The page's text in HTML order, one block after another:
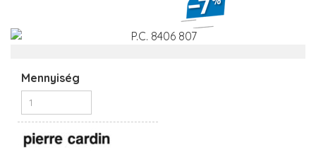
Mennyiség